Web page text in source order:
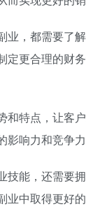
业，都需要了
定更合理的财
和特点，让客
响力和竞争力
技能，还需要
中取得更好的